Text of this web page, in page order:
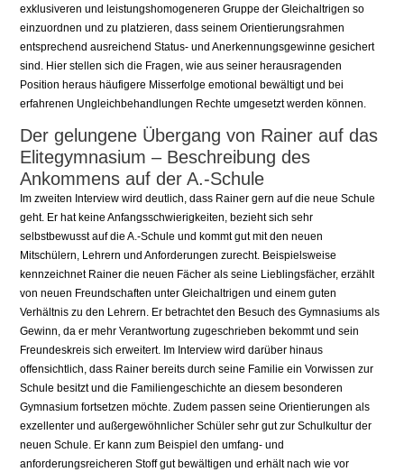
exklusiveren und leistungshomogeneren Gruppe der Gleichaltrigen so
einzuordnen und zu platzieren, dass seinem Orientierungsrahmen
entsprechend ausreichend Status- und Anerkennungsgewinne gesichert
sind. Hier stellen sich die Fragen, wie aus seiner herausragenden
Position heraus häufigere Misserfolge emotional bewältigt und bei
erfahrenen Ungleichbehandlungen Rechte umgesetzt werden können.
Der gelungene Übergang von Rainer auf das
Elitegymnasium – Beschreibung des
Ankommens auf der A.-Schule
Im zweiten Interview wird deutlich, dass Rainer gern auf die neue Schule
geht. Er hat keine Anfangsschwierigkeiten, bezieht sich sehr
selbstbewusst auf die A.-Schule und kommt gut mit den neuen
Mitschülern, Lehrern und Anforderungen zurecht. Beispielsweise
kennzeichnet Rainer die neuen Fächer als seine Lieblingsfächer, erzählt
von neuen Freundschaften unter Gleichaltrigen und einem guten
Verhältnis zu den Lehrern. Er betrachtet den Besuch des Gymnasiums als
Gewinn, da er mehr Verantwortung zugeschrieben bekommt und sein
Freundeskreis sich erweitert. Im Interview wird darüber hinaus
offensichtlich, dass Rainer bereits durch seine Familie ein Vorwissen zur
Schule besitzt und die Familiengeschichte an diesem besonderen
Gymnasium fortsetzen möchte. Zudem passen seine Orientierungen als
exzellenter und außergewöhnlicher Schüler sehr gut zur Schulkultur der
neuen Schule. Er kann zum Beispiel den umfang- und
anforderungsreicheren Stoff gut bewältigen und erhält nach wie vor